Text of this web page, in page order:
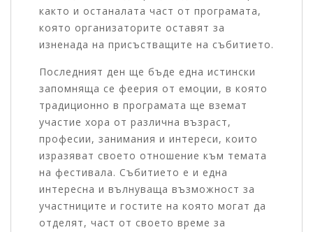
както и останалата част от програмата,
която организаторите оставят за
изненада на присъстващите на събитието.
Последният ден ще бъде една истински
запомняща се феерия от емоции, в която
традиционно в програмата ще вземат
участие хора от различна възраст,
професии, занимания и интереси, които
изразяват своето отношение към темата
на фестивала. Събитието е и една
интересна и вълнуваща възможност за
участниците и гостите на която могат да
отделят, част от своето време за